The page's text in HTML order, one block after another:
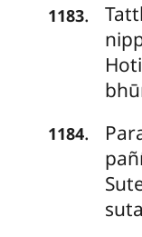
1183.
1184.